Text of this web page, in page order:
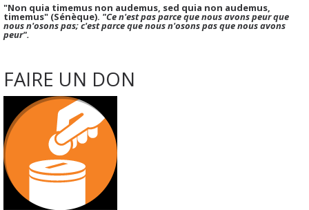
"Non quia timemus non audemus, sed quia non audemus,
timemus" (Sénèque). "Ce n'est pas parce que nous avons peur que
nous n'osons pas; c'est parce que nous n'osons pas que nous avons
peur".
FAIRE UN DON